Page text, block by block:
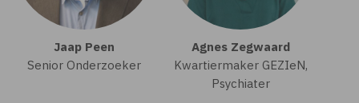
Jaap Peen
Senior Onderzoeker
Agnes Zegwaard
Kwartiermaker GEZIeN,
Psychiater